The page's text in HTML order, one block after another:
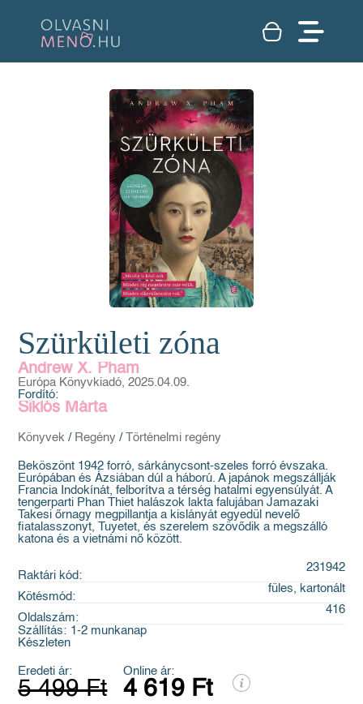
Szürkületi zóna
Andrew X. Pham
Európa Könyvkiadó, 2025.04.09.
Fordító:
Siklós Márta
Könyvek / Regény / Történelmi regény
Beköszönt 1942 forró, sárkánycsont-szeles forró évszaka.
Európában és Ázsiában dúl a háború. A japánok megszállják
Francia Indokínát, felborítva a térség hatalmi egyensúlyát. A
tengerparti Phan Thiet halászok lakta falujában Jamazaki
Takesi őrnagy megpillantja a kislányát egyedül nevelő
fiatalasszonyt, Tuyetet, és szerelem szövődik a megszálló
katona és a vietnámi nő között.
Raktári kód:
231942
Kötésmód:
füles, kartonált
Oldalszám:
416
Szállítás: 1-2 munkanap
Készleten
Eredeti ár:
5 499 Ft
Online ár:
4 619 Ft